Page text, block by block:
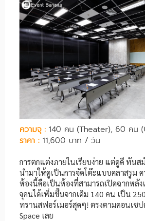
ความจุ : 140 คน (Theater), 60 คน
ราคา : 11,600 บาท / วัน
การตกแต่งภายในเรียบง่าย แต่ดูดี ทัน
นำมาให้ดูเป็นการจัดโต๊ะแบบคลาสรูม
ห้องนี้คือเป็นห้องที่สามารถเปิดฉากหลั
จุคนได้เพิ่มขึ้นจากเดิม 140 คน เป็น
ทรานสฟอร์เมอร์สุดๆ! ตรงตามคอนเซ
Space เลย